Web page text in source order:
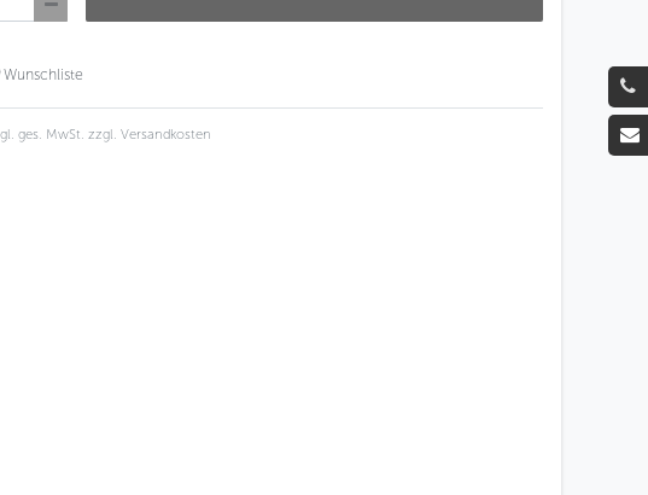
Wunschliste
ges. MwSt. zzgl. Versandkosten